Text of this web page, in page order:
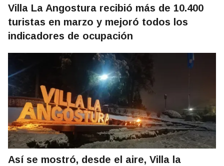
Villa La Angostura recibió más de 10.400
turistas en marzo y mejoró todos los
indicadores de ocupación
Así se mostró, desde el aire, Villa la